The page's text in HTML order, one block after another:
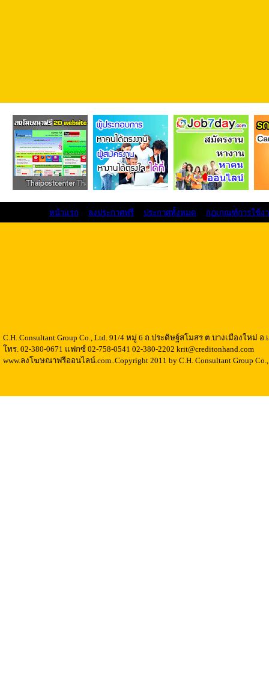
หน้าแรก ลงประกาศฟรี ประกาศทั้งหมด กฏเกณฑ์การใช้ง
C.H. Consultant Group Co., Ltd. 91/4 หมู่ 6 ถ.ประดิษฐ์สโมสร ต.บางเมืองใหม่ อ
โทร. 02-380-0671 แฟกซ์ 02-758-0541 02-380-2202 krit@creditonhand.com
www.ลงโฆษณาฟรีออนไลน์.com..Copyright 2011 by C.H. Consultant Group